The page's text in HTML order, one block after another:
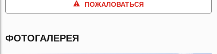
ПОЖАЛОВАТЬСЯ
ФОТОГАЛЕРЕЯ